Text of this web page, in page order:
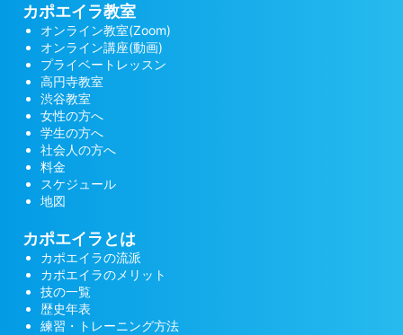
カポエイラ教室
オンライン教室(Zoom)
オンライン講座(動画)
プライベートレッスン
高円寺教室
渋谷教室
女性の方へ
学生の方へ
社会人の方へ
料金
スケジュール
地図
カポエイラとは
カポエイラの流派
カポエイラのメリット
技の一覧
歴史年表
練習・トレーニング方法